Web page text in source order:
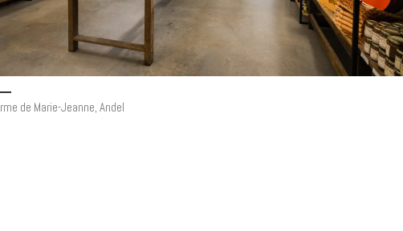
de Marie-Jeanne, Andel